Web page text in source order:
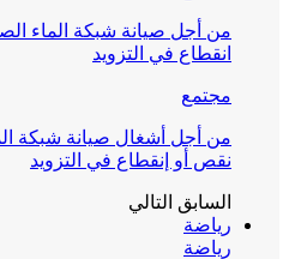
من أجل صيانة شبكة الماء
انقطاع في التزويد
مجتمع
من أجل أشغال صيانة شبكة
نقص أو إنقطاع في التزويد
السابق التالي
رياضة
رياضة